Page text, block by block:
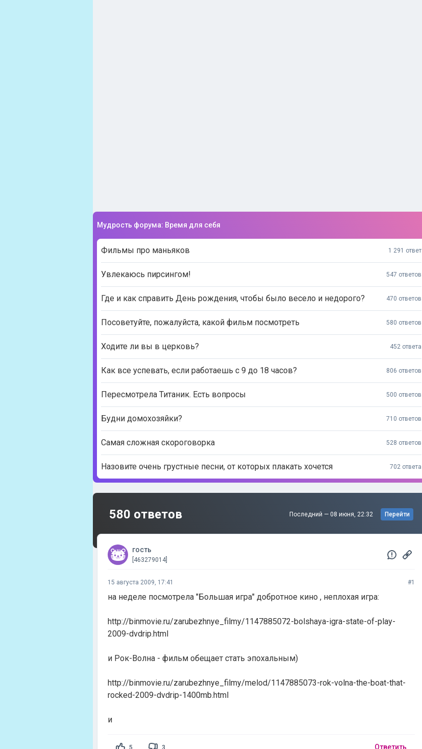
Мудрость форума: Время для себя
Фильмы про маньяков 1 291 ответ
Увлекаюсь пирсингом! 547 ответов
Где и как справить День рождения, чтобы было весело и недорого? 470 ответов
Посоветуйте, пожалуйста, какой фильм посмотреть 580 ответов
Ходите ли вы в церковь? 452 ответа
Как все успевать, если работаешь с 9 до 18 часов? 806 ответов
Пересмотрела Титаник. Есть вопросы 500 ответов
Будни домохозяйки? 710 ответов
Самая сложная скороговорка 528 ответов
Назовите очень грустные песни, от которых плакать хочется 702 ответа
580 ответов Последний — 08 июня, 22:32 Перейти
гость
[463279014]
15 августа 2009, 17:41 #1
на неделе посмотрела "Большая игра" добротное кино , неплохая игра:
http://binmovie.ru/zarubezhnye_filmy/1147885072-bolshaya-igr​a-state-of-play-
2009-dvdrip.html
и Рок-Волна - фильм обещает стать эпохальным)
http://binmovie.ru/zarubezhnye_filmy/melod/1147885073-rok-vo​lna-the-boat-that-
rocked-2009-dvdrip-1400mb.html
и
5 3 Ответить